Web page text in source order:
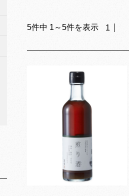
5件中 1 ～5件を表示 1